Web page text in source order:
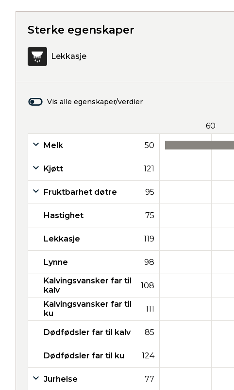
Sterke egenskaper
Lekkasje
Vis alle egenskaper/verdier
60
Melk 50
Kjøtt 121
Fruktbarhet døtre 95
Hastighet 75
Lekkasje 119
Lynne 98
Kalvingsvansker far til
kalv
108
Kalvingsvansker far til
ku
111
Dødfødsler far til kalv 85
Dødfødsler far til ku 124
Jurhelse 77